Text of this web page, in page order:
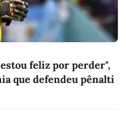
feliz por perder",
que defendeu pênalti